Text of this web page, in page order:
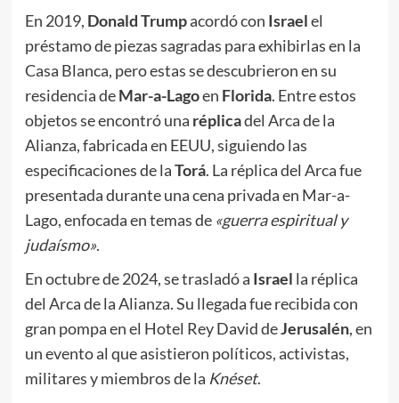
En 2019, Donald Trumpacordó con Israelel
préstamo de piezas sagradas para exhibirlas en la
Casa Blanca, pero estas se descubrieron en su
residencia deMar-a-Lagoen Florida. Entre estos
objetos se encontró una réplicadel Arca de la
Alianza, fabricada en EEUU, siguiendo las
especificaciones de laTorá. La réplica del Arca fue
presentada durante una cena privada en Mar-a-
Lago, enfocada en temas de «guerra espiritual y
judaísmo».
En octubre de 2024, se trasladó a Israel la réplica
del Arca de la Alianza. Su llegada fue recibida con
gran pompa en el Hotel Rey David deJerusalén, en
un evento al que asistieron políticos, activistas,
militares y miembros de la Knéset.